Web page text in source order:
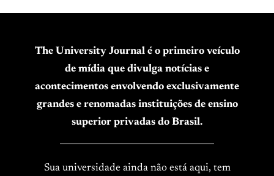
The University Journal é o primeiro veículo
de mídia que divulga notícias e
acontecimentos envolvendo exclusivamente
grandes e renomadas instituições de ensino
superior privadas do Brasil.
Sua universidade ainda não está aqui, tem